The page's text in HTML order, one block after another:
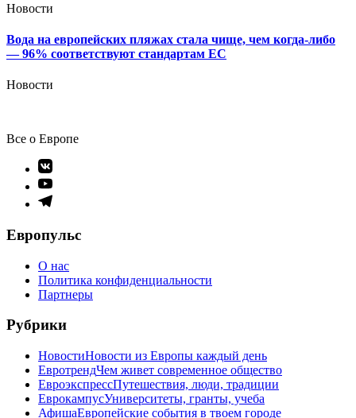
Новости
Вода на европейских пляжах стала чище, чем когда-либо
— 96% соответствуют стандартам ЕС
Новости
Все о Европе
Элемент
меню
Элемент
меню
Элемент
Европульс
О нас
Политика конфиденциальности
Партнеры
Рубрики
НовостиНовости из Европы каждый день
ЕвротрендЧем живет современное общество
ЕвроэкспрессПутешествия, люди, традиции
ЕврокампусУниверситеты, гранты, учеба
АфишаЕвропейские события в твоем городе